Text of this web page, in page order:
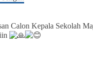
Calon Kepala Sekolah